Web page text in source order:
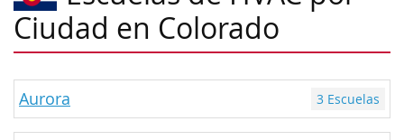
Ciudad en Colorado
Aurora 3 Escuelas